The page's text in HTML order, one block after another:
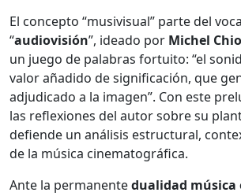
El concepto “musivisual” parte del
“audiovisión”, ideado por Michel
un juego de palabras fortuito: “el
valor añadido de significación, que
adjudicado a la imagen”. Con este
las reflexiones del autor sobre su
defiende un análisis estructural,
de la música cinematográfica.
Ante la permanentedualidad música